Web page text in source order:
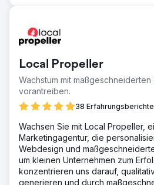
Local Propeller
Wachstum mit
vorantreiben.
38 Erfahrungsberichte
Wachsen Sie mit Local Propeller,
Marketingagentur, die
Webdesign und
um kleinen Unternehmen zum
konzentrieren uns darauf,
generieren und durch